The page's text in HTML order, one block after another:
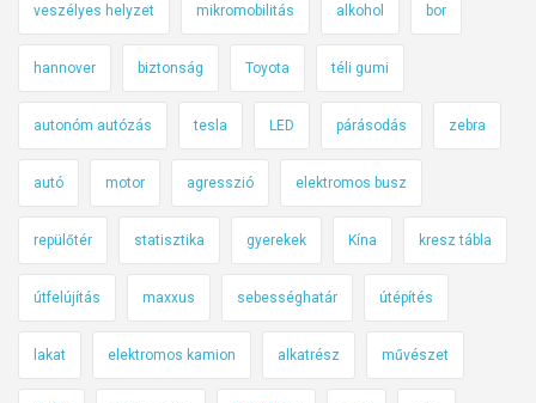
veszélyes helyzet mikromobilitás alkohol bor
hannover biztonság Toyota téli gumi
autonóm autózás tesla LED párásodás zebra
autó motor agresszió elektromos busz
repülőtér statisztika gyerekek Kína kresz tábla
útfelújítás maxxus sebességhatár útépítés
lakat elektromos kamion alkatrész művészet